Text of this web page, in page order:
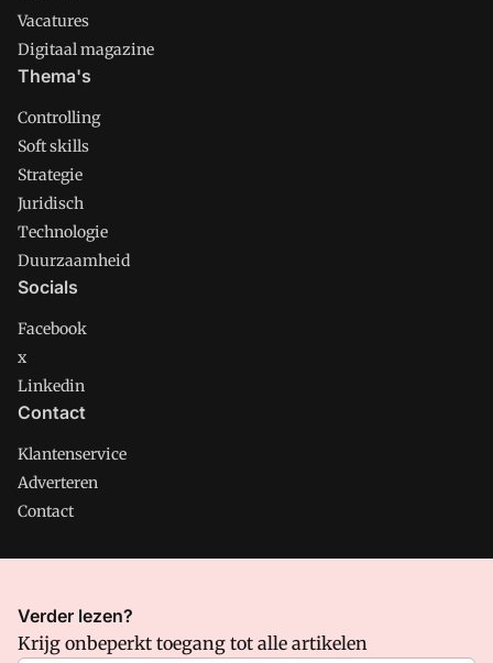
Vacatures
Digitaal magazine
Thema's
Controlling
Soft skills
Strategie
Juridisch
Technologie
Duurzaamheid
Socials
Facebook
x
Linkedin
Contact
Klantenservice
Adverteren
Contact
CMweb is onderdeel van VMN media. Lees in
waar VMN media voor staat. Op gebruik van deze site zijn de
Verder lezen?
Krijg onbeperkt toegang tot alle artikelen